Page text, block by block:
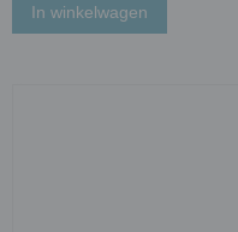
In winkelwagen